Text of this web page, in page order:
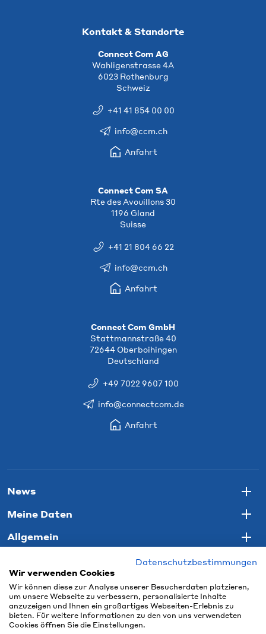
Kontakt & Standorte
Connect Com AG
Wahligenstrasse 4A
6023 Rothenburg
Schweiz
+41 41 854 00 00
info@ccm.ch
Anfahrt
Connect Com SA
Rte des Avouillons 30
1196 Gland
Suisse
+41 21 804 66 22
info@ccm.ch
Anfahrt
Connect Com GmbH
Stattmannstraße 40
72644 Oberboihingen
Deutschland
+49 7022 9607 100
info@connectcom.de
Anfahrt
News
Meine Daten
Allgemein
Datenschutzbestimmungen
Wir verwenden Cookies
Wir können diese zur Analyse unserer Besucherdaten platzieren,
um unsere Webseite zu verbessern, personalisierte Inhalte
anzuzeigen und Ihnen ein großartiges Webseiten-Erlebnis zu
bieten. Für weitere Informationen zu den von uns verwendeten
Cookies öffnen Sie die Einstellungen.